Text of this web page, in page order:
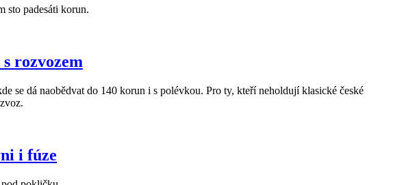
sto padesáti korun.
rozvozem
se dá naobědvat do 140 korun i s polévkou. Pro ty, kteří neholdují klasické české
i fúze